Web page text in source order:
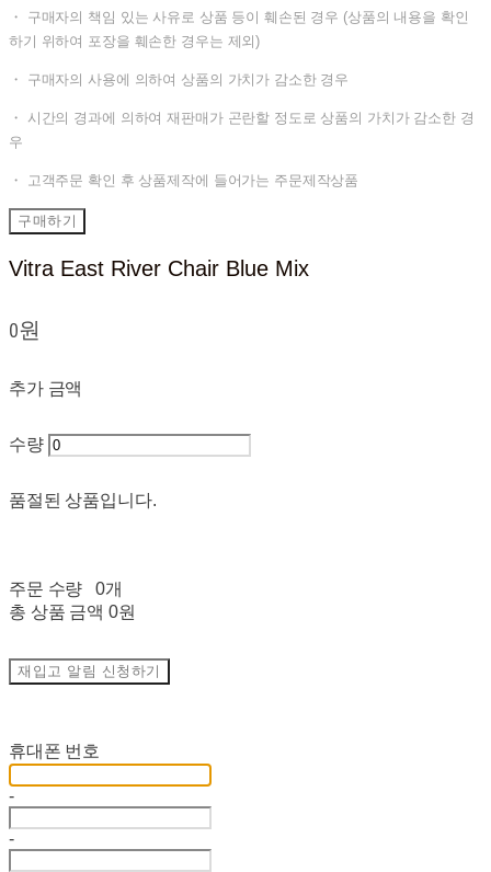
・ 구매자의 책임 있는 사유로 상품 등이 훼손된 경우 (상품의 내용을 확인
하기 위하여 포장을 훼손한 경우는 제외)
・ 구매자의 사용에 의하여 상품의 가치가 감소한 경우
・ 시간의 경과에 의하여 재판매가 곤란할 정도로 상품의 가치가 감소한 경
우
・ 고객주문 확인 후 상품제작에 들어가는 주문제작상품
구매하기
Vitra East River Chair Blue Mix
0원
추가 금액
수량
품절된 상품입니다.
주문 수량
0개
총 상품 금액 0원
재입고 알림 신청하기
휴대폰 번호
-
-